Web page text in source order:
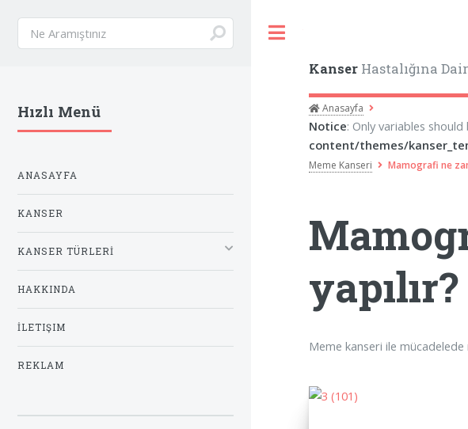
Kanser Hastalığına
Anasayfa
Notice: Only variables
content/themes/
Meme Kanseri Mamografi ne
yapılır?
Meme kanseri ile
Hızlı Menü
ANASAYFA
KANSER
KANSER TÜRLERİ
HAKKINDA
İLETIŞIM
REKLAM